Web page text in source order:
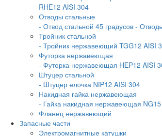
RHE12 AISI 304
Отводы стальные
- Отвод стальной 45 градусов -
Тройник стальной
- Тройник нержавеющий TGG12 AISI
Футорка нержавеющая
- Футорка нержавеющая HEP12 AISI
Штуцер стальной
- Штуцер елочка NIP12 AISI 304
Накидная гайка нержавеющая
- Гайка накидная нержавеющая NG15
Фланец нержавеющий
Запасные части
Электромагнитные катушки